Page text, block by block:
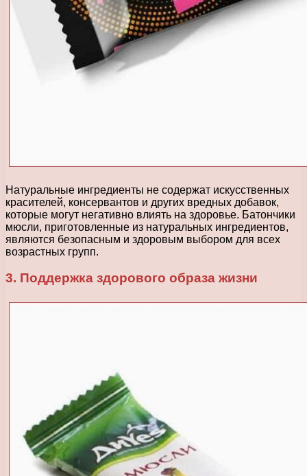
Натуральные ингредиенты не содержат искусственных
красителей, консервантов и других вредных добавок,
которые могут негативно влиять на здоровье. Батончики
мюсли, приготовленные из натуральных ингредиентов,
являются безопасным и здоровым выбором для всех
возрастных групп.
3. Поддержка здорового образа жизни